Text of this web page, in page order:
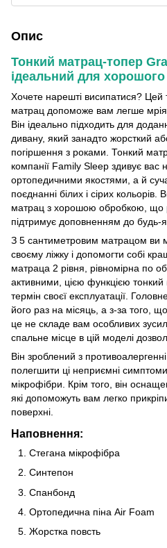
Опис
Тонкий матрац-топер
ідеальний для
Хочете нарешті висипатися? Цей
матрац допоможе вам легше
Він ідеально підходить для
дивану, який занадто жорсткий
погіршення з роками. Тонкий
компанії Family Sleep здивує вас
ортопедичними якостями, а й
поєднанні білих і сірих
матрац з хорошою обробкою, що
підтримує доповненням до будь-
З 5 сантиметровим матрацом ви
своєму ліжку і допомогти собі
матраца 2 рівня, рівномірна по
активними, цією функцією
термін своєї експлуатації.
його раз на місяць, а з-за того,
це не складе вам особливих
спальне місце в цій моделі
Він зроблений з
полегшити ці неприємні
мікрофібри. Крім того, він
які допоможуть вам легко
поверхні.
Наповнення:
Стегана мікрофібра
Синтепон
Спанбонд
Ортопедична піна Air Foam
Жорстка повсть